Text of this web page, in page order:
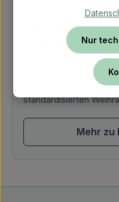
Ergänzend zu den
finden Sie hier weitere
standardisierten
Mehr zu
Nur